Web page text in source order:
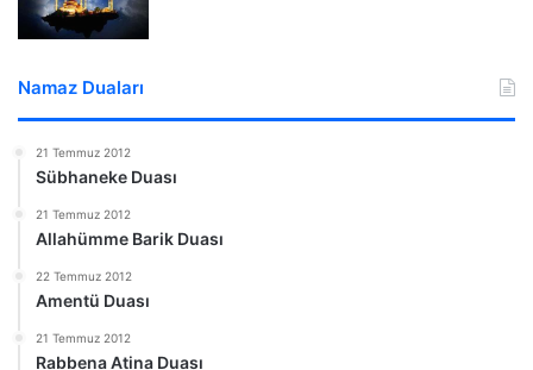
Namaz Duaları
21 Temmuz 2012
Sübhaneke Duası
21 Temmuz 2012
Allahümme Barik Duası
22 Temmuz 2012
Amentü Duası
21 Temmuz 2012
Rabbena Atina Duası